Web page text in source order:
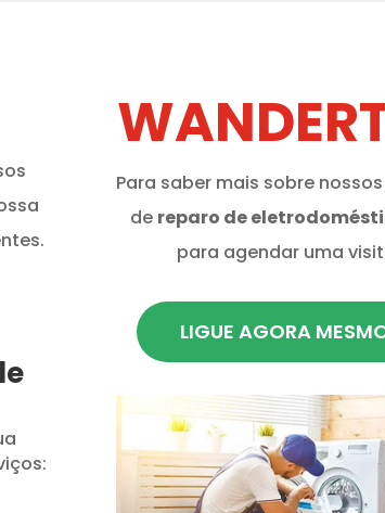
Para saber mais sobre
de reparo de
para agendar uma
LIGUE AGORA